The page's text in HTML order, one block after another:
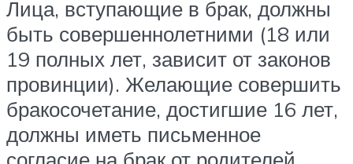
Лица, вступающие в брак, должны
быть совершеннолетними (18 или
19 полных лет, зависит от законов
провинции). Желающие совершить
бракосочетание, достигшие 16 лет,
должны иметь письменное